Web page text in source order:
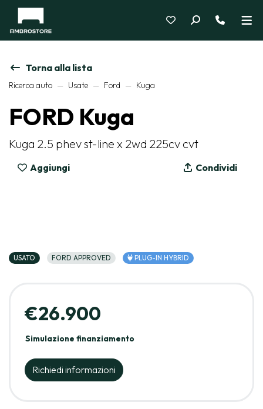
Torna alla lista
Ricerca auto Usate Ford Kuga
FORD Kuga
Kuga 2.5 phev st-line x 2wd 225cv cvt
Aggiungi Condividi
USATO FORD APPROVED PLUG-IN HYBRID
€26.900
Simulazione finanziamento
Richiedi informazioni